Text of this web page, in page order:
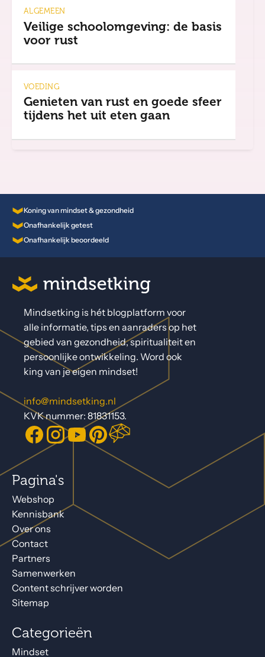
ALGEMEEN
Veilige schoolomgeving: de basis
voor rust
VOEDING
Genieten van rust en goede sfeer
tijdens het uit eten gaan
Koning van mindset & gezondheid
Onafhankelijk getest
Onafhankelijk beoordeeld
Mindsetking is hét blogplatform voor
alle informatie, tips en aanraders op het
gebied van gezondheid, spiritualiteit en
persoonlijke ontwikkeling. Word ook
king van je eigen mindset!
info@mindsetking.nl
KVK nummer: 81831153.
Pagina's
Webshop
Kennisbank
Over ons
Contact
Partners
Samenwerken
Content schrijver worden
Sitemap
Categorieën
Mindset